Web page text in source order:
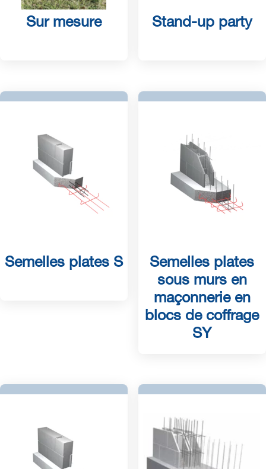
Sur mesure Stand-up party
Semelles plates S
Semelles plates
sous murs en
maçonnerie en
blocs de coffrage
SY